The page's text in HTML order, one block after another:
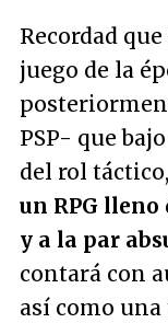
Recordad
juego de la
PSP- que
del rol
un RPG
y a la par
contará con
así como